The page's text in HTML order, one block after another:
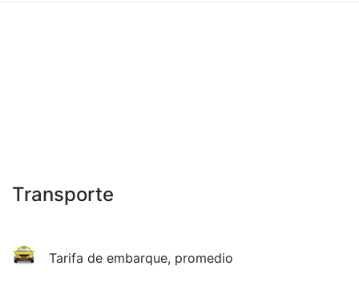
Transporte
Tarifa de embarque, promedio